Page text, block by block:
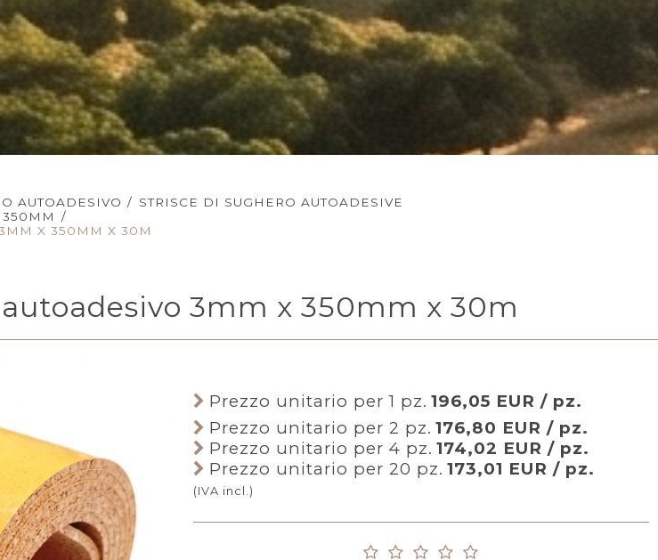
AUTOADESIVO / STRISCE DI SUGHERO AUTOADESIVE
350MM
/
X 350MM X 30M
3mm x 350mm x 30m
Prezzo unitario per 1 pz. 196,05 EUR / pz.
Prezzo unitario per 2 pz. 176,80 EUR / pz.
Prezzo unitario per 4 pz. 174,02 EUR / pz.
Prezzo unitario per 20 pz. 173,01 EUR / pz.
(IVA incl.)